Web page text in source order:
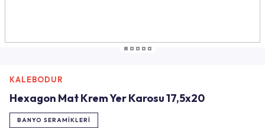
KALEBODUR
Hexagon Mat Krem Yer Karosu 17,5x20
BANYO SERAMIKLERI